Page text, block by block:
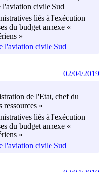
l'aviation civile Sud
liés à l'exécution
du budget annexe «
»
l'aviation civile Sud
de l'Etat, chef du
ressources »
liés à l'exécution
du budget annexe «
»
l'aviation civile Sud
02/04/2019